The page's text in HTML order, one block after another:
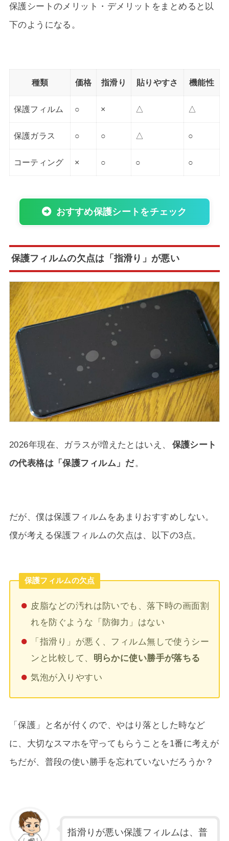
保護シートのメリット・デメリットをまとめると以
下のようになる。
種類 価格 指滑り 貼りやすさ 機能性
保護フィルム ○ × △ △
保護ガラス ○ ○ △ ○
コーティング × ○ ○ ○
おすすめ保護シートをチェック
保護フィルムの欠点は「指滑り」が悪い
2026年現在、ガラスが増えたとはいえ、
保護シート
の代表格は「保護フィルム」だ。
だが、僕は保護フィルムをあまりおすすめしない。
僕が考える保護フィルムの欠点は、以下の3点。
保護フィルムの欠点
皮脂などの汚れは防いでも、落下時の画面割
れを防ぐような「防御力」はない
「指滑り」が悪く、フィルム無しで使うシー
ンと比較して、 明らかに使い勝手が落ちる
気泡が入りやすい
「保護」と名が付くので、やはり落とした時など
に、大切なスマホを守ってもらうことを1番に考えが
ちだが、普段の使い勝手を忘れていないだろうか？
指滑りが悪い保護フィルムは、普